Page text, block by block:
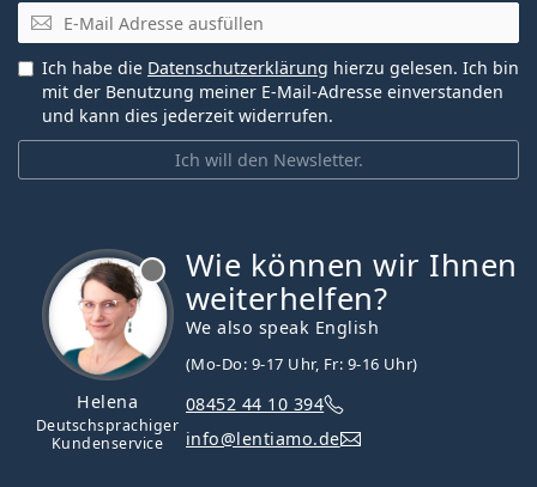
E-Mail
Ich will den Newsletter.
Ich habe die Datenschutzerklärung hierzu gelesen. Ich bin
mit der Benutzung meiner E-Mail-Adresse einverstanden
und kann dies jederzeit widerrufen.
Helena
Deutschsprachiger
Kundenservice
Wie können wir Ihnen
weiterhelfen?
We also speak English
(Mo-Do: 9-17 Uhr, Fr: 9-16 Uhr)
08452 44 10 394
info@lentiamo.de